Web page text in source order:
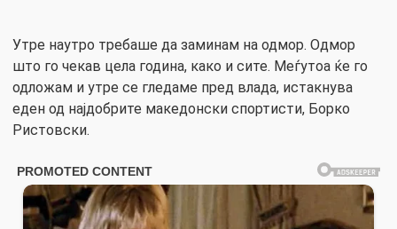
Утре наутро требаше да заминам на одмор. Одмор
што го чекав цела година, како и сите. Меѓутоа ќе го
одложам и утре се гледаме пред влада, истакнува
еден од најдобрите македонски спортисти, Борко
Ристовски.